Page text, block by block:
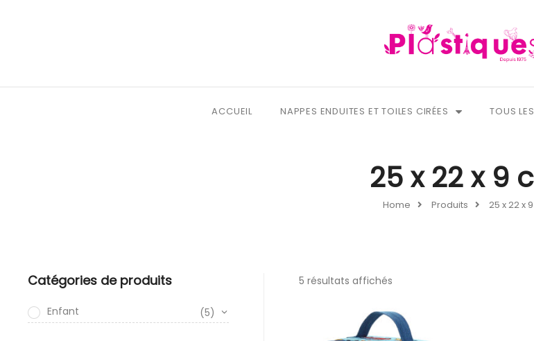
ACCUEIL NAPPES ENDUITES ET TOILES CIRÉES TOUS
Home Produits 25 x 22 x
25 x 22 x 9
5 résultats affichés
Catégories de produits
Enfant (5)